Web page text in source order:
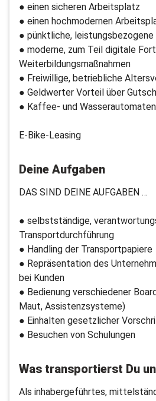
● einen sicheren Arbeitsplatz
● einen hochmodernen
● pünktliche, leistungsbezogene
● moderne, zum Teil digitale
Weiterbildungsmaßnahmen
● Freiwillige, betriebliche
● Geldwerter Vorteil über
● Kaffee- und Wasserautomaten
E-Bike-Leasing
Deine Aufgaben
DAS SIND DEINE AUFGABEN …
● selbstständige,
Transportdurchführung
● Handling der Transportpapiere
● Repräsentation des
bei Kunden
● Bedienung verschiedener
Maut, Assistenzsysteme)
● Einhalten gesetzlicher
● Besuchen von Schulungen
Was transportierst Du
Als inhabergeführtes,